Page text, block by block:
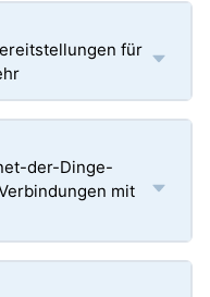
für
der-Dinge-
mit